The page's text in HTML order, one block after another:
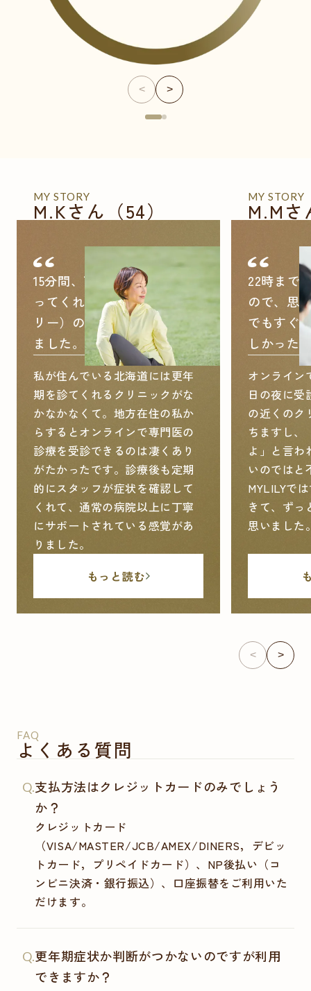
< >
MY STORY
M.Kさん（54）
15分間、丁寧に親身に寄り添
ってくれるMYLILY（マイリ
リー）の更年期診療に満足し
ました。
私が住んでいる北海道には更年
期を診てくれるクリニックがな
かなかなくて。地方在住の私か
らするとオンラインで専門医の
診療を受診できるのは凄くあり
がたかったです。診療後も定期
的にスタッフが症状を確認して
くれて、通常の病院以上に丁寧
にサポートされている感覚があ
りました。
もっと読む
MY STORY
M.Mさ
22時まで
ので、思
でもすぐ
しかった
オンライン
日の夜に受
の近くのク
ちますし、
よ」と言わ
いのではと
MYLILYで
きて、ずっ
思いました
< >
FAQ
よくある質問
Q.支払方法はクレジットカードのみでしょう
か？
クレジットカード
（VISA/MASTER/JCB/AMEX/DINERS，デビッ
トカード，プリペイドカード）、NP後払い（コ
ンビニ決済・銀行振込）、口座振替をご利用いた
だけます。
Q.更年期症状か判断がつかないのですが利用
できますか？